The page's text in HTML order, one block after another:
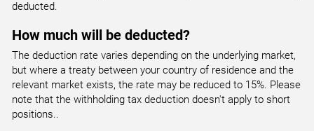
1.000
All Accounts
US500
All Accounts
deducted.
How much will be deducted?
The deduction rate varies depending on the underlying market,
but where a treaty between your country of residence and the
relevant market exists, the rate may be reduced to 15%. Please
note that the withholding tax deduction doesn't apply to short
positions..